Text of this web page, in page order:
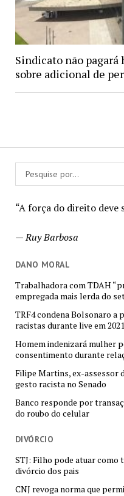
“A força do direito deve
—Ruy Barbosa
DANO MORAL
Trabalhadora com TDAH
empregada mais lerda do
TRF4 condena Bolsonaro a
racistas durante live em 2021
Homem indenizará mulher
consentimento durante
Filipe Martins, ex-assessor
gesto racista no Senado
Banco responde por
do roubo do celular
DIVÓRCIO
STJ: Filho pode atuar como
divórcio dos pais
CNJ revoga norma que
Sindicato não
sobre adicional de